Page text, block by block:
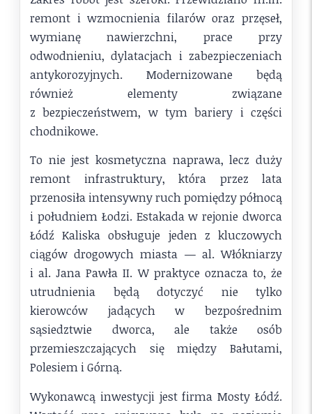
remont i wzmocnienia filarów oraz przęseł,
wymianę nawierzchni, prace przy
odwodnieniu, dylatacjach i zabezpieczeniach
antykorozyjnych. Modernizowane będą
również elementy związane
z bezpieczeństwem, w tym bariery i części
chodnikowe.
To nie jest kosmetyczna naprawa, lecz duży
remont infrastruktury, która przez lata
przenosiła intensywny ruch pomiędzy północą
i południem Łodzi. Estakada w rejonie dworca
Łódź Kaliska obsługuje jeden z kluczowych
ciągów drogowych miasta — al. Włókniarzy
i al. Jana Pawła II. W praktyce oznacza to, że
utrudnienia będą dotyczyć nie tylko
kierowców jadących w bezpośrednim
sąsiedztwie dworca, ale także osób
przemieszczających się między Bałutami,
Polesiem i Górną.
Wykonawcą inwestycji jest firma Mosty Łódź.